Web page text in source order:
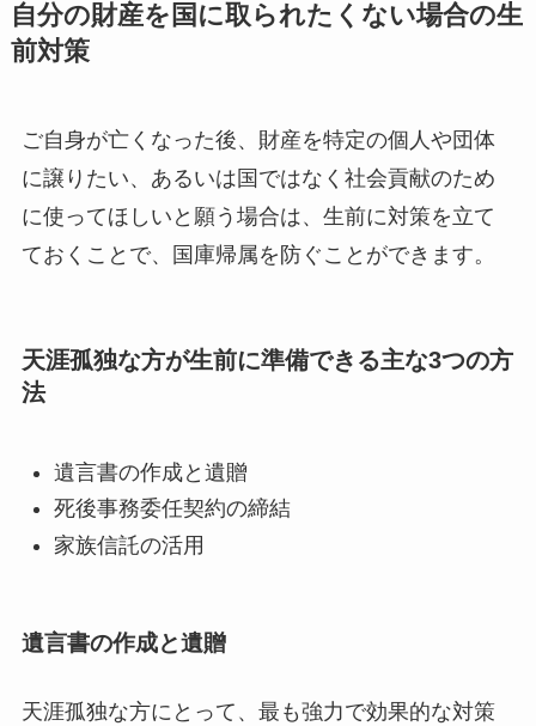
自分の財産を国に取られたくない場合の生
前対策
ご自身が亡くなった後、財産を特定の個人や団体
に譲りたい、あるいは国ではなく社会貢献のため
に使ってほしいと願う場合は、生前に対策を立て
ておくことで、国庫帰属を防ぐことができます。
天涯孤独な方が生前に準備できる主な3つの方
法
遺言書の作成と遺贈
死後事務委任契約の締結
家族信託の活用
遺言書の作成と遺贈
天涯孤独な方にとって、最も強力で効果的な対策